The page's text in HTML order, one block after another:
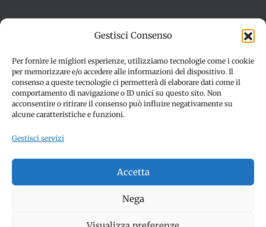
Gestisci Consenso
Per fornire le migliori esperienze, utilizziamo tecnologie come i cookie
per memorizzare e/o accedere alle informazioni del dispositivo. Il
consenso a queste tecnologie ci permetterà di elaborare dati come il
comportamento di navigazione o ID unici su questo sito. Non
acconsentire o ritirare il consenso può influire negativamente su
alcune caratteristiche e funzioni.
Gestisci servizi
Accetta
Nega
Dichiarazione sulla Privacy (UE)
Disconoscimento
© Copyright 2012 -2026 | SPETTACOLI EVENTI - CIVITANOVA
MARCHE (MC) - Partita iva: 01907890436 | ALL RIGHTS
RESERVED | Made with ❤️ by